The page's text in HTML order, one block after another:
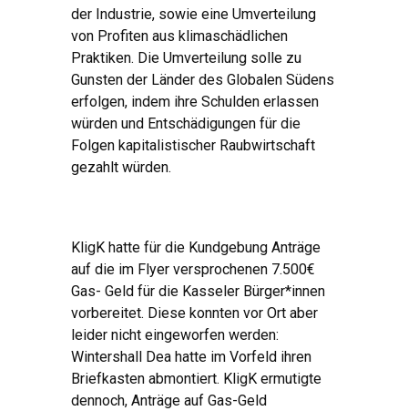
der Industrie, sowie eine Umverteilung
von Profiten aus klimaschädlichen
Praktiken. Die Umverteilung solle zu
Gunsten der Länder des Globalen Südens
erfolgen, indem ihre Schulden erlassen
würden und Entschädigungen für die
Folgen kapitalistischer Raubwirtschaft
gezahlt würden.
KligK hatte für die Kundgebung Anträge
auf die im Flyer versprochenen 7.500€
Gas- Geld für die Kasseler Bürger*innen
vorbereitet. Diese konnten vor Ort aber
leider nicht eingeworfen werden:
Wintershall Dea hatte im Vorfeld ihren
Briefkasten abmontiert. KligK ermutigte
dennoch, Anträge auf Gas-Geld